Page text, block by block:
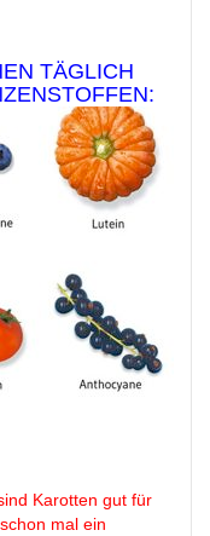
TÄGLICH
Karotten gut für
mal ein